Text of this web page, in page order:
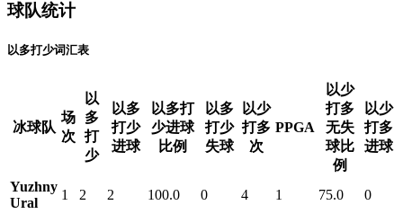
球队统计
以多打少词汇表
冰球队
场
次
以
多
打
少
以多
打少
进球
以多打
少进球
比例
以多
打少
失球
以少
打多
次
PPGA
以少
打多
无失
球比
例
以少
打多
进球
Yuzhny
Ural
1 2 2 100.0 0 4 1 75.0
0